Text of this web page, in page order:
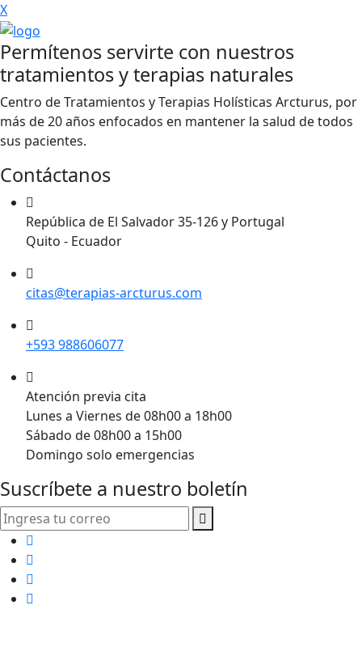
X
Permítenos servirte con nuestros
tratamientos y terapias naturales
Centro de Tratamientos y Terapias Holísticas Arcturus, por
más de 20 años enfocados en mantener la salud de todos
sus pacientes.
Contáctanos
República de El Salvador 35-126 y Portugal
Quito - Ecuador
citas@terapias-arcturus.com
+593 988606077
Atención previa cita
Lunes a Viernes de 08h00 a 18h00
Sábado de 08h00 a 15h00
Domingo solo emergencias
Suscríbete a nuestro boletín